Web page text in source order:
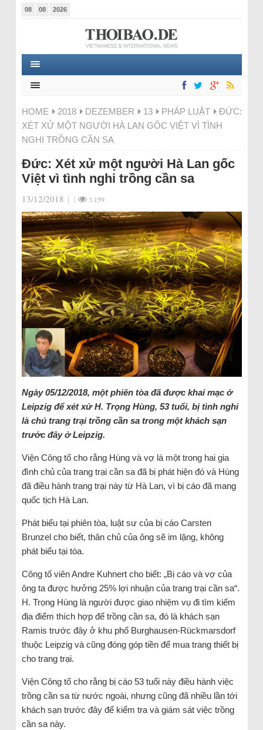
08 08 2026
HOME 2018 DEZEMBER 13 PHÁP LUẬT
ĐỨC:
XÉT XỬ MỘT NGƯỜI HÀ LAN GỐC VIỆT VÌ TÌNH
NGHI TRỒNG CẦN SA
Đức: Xét xử một người Hà Lan gốc
Việt vì tình nghi trồng cần sa
13/12/2018 | | 3.159
Ngày 05/12/2018, một phiên tòa đã được khai mạc ở
Leipzig để xét xử H. Trọng Hùng, 53 tuổi, bị tình nghi
là chủ trang trại trồng cần sa trong một khách sạn
trước đây ở Leipzig.
Viện Công tố cho rằng Hùng và vợ là một trong hai gia
đình chủ của trang trại cần sa đã bị phát hiện đó và Hùng
đã điều hành trang trại này từ Hà Lan, vì bị cáo đã mang
quốc tịch Hà Lan.
Phát biểu tại phiên tòa, luật sư của bị cáo Carsten
Brunzel cho biết, thân chủ của ông sẽ im lặng, không
phát biểu tại tòa.
Công tố viên Andre Kuhnert cho biết: „Bị cáo và vợ của
ông ta được hưởng 25% lợi nhuận của trang trại cần sa“.
H. Trọng Hùng là người được giao nhiệm vụ đi tìm kiếm
địa điểm thích hợp để trồng cần sa, đó là khách sạn
Ramis trước đây ở khu phố Burghausen-Rückmarsdorf
thuộc Leipzig và cũng đóng góp tiền để mua trang thiết bị
cho trang trại.
Viện Công tố cho rằng bị cáo 53 tuổi này điều hành việc
trồng cần sa từ nước ngoài, nhưng cũng đã nhiều lần tới
khách sạn trước đây để kiểm tra và giám sát việc trồng
cần sa này.